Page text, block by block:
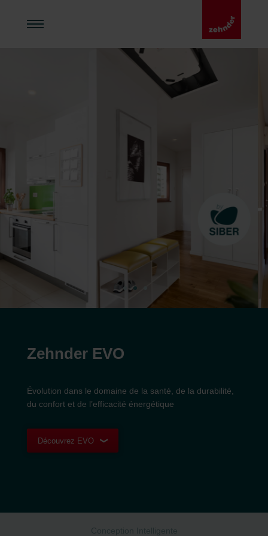
Zehnder EVO
Évolution dans le domaine de la santé, de la durabilité,
du confort et de l’efficacité énergétique
Découvrez EVO
Conception Intelligente